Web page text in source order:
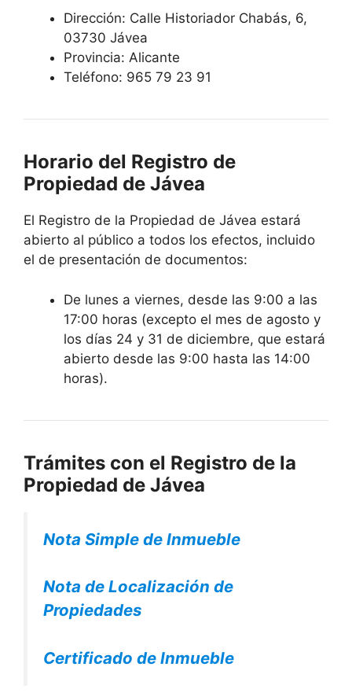
Dirección: Calle Historiador Chabás, 6,
03730 Jávea
Provincia: Alicante
Teléfono: 965 79 23 91
Horario del Registro de
Propiedad de Jávea
El Registro de la Propiedad de Jávea estará
abierto al público a todos los efectos, incluido
el de presentación de documentos:
De lunes a viernes, desde las 9:00 a las
17:00 horas (excepto el mes de agosto y
los días 24 y 31 de diciembre, que estará
abierto desde las 9:00 hasta las 14:00
horas).
Trámites con el Registro de la
Propiedad de Jávea
Nota Simple de Inmueble
Nota de Localización de
Propiedades
Certificado de Inmueble